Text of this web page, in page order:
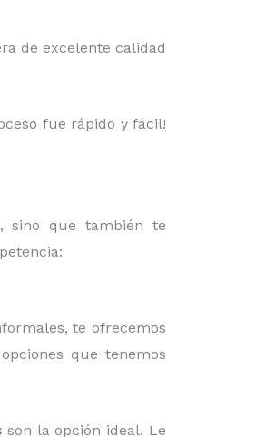
de excelente calidad
fue rápido y fácil!
sino que también te
te ofrecemos
que tenemos
son la opción ideal. Le